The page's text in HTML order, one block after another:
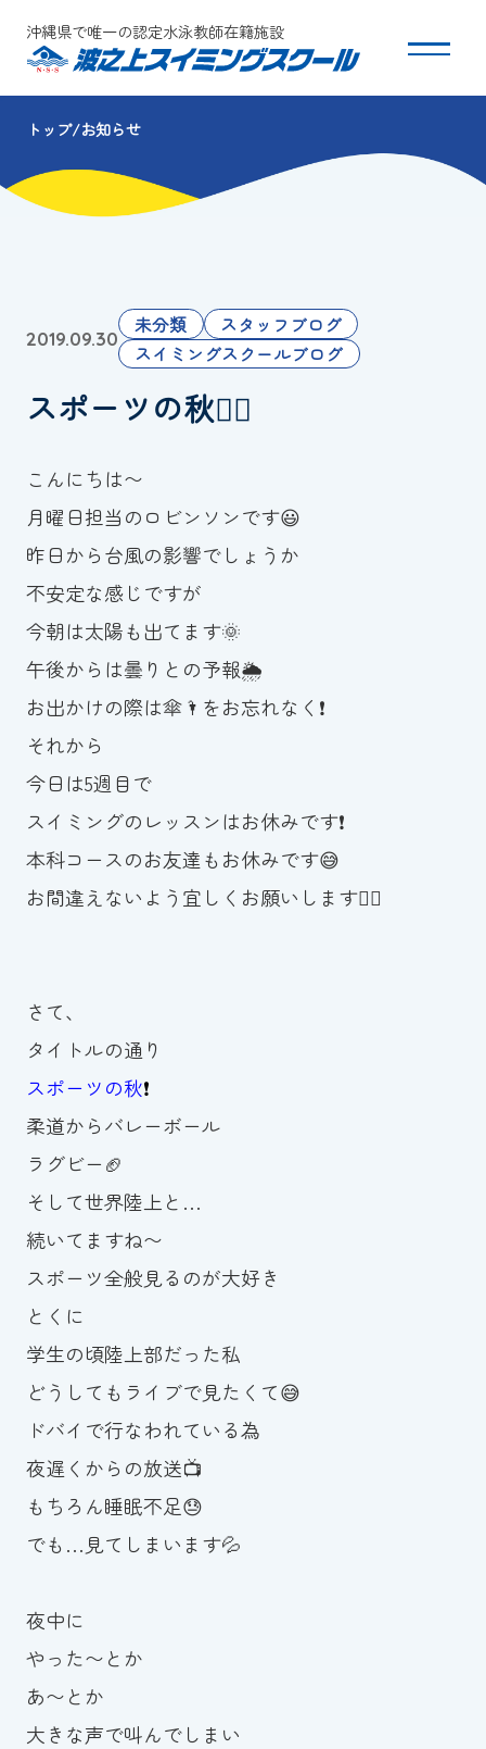
沖縄県で唯一の認定水泳教師在籍施設
スクールについて
コース・クラス紹介
団体会員募集
保護者の方へ
採用情報
お知らせ
カレンダー
波スイタイムズ
お問い合わせ
Tel.098-863-7264
平日 9:00～22:00｜土祝 9:00～21:00
メールでお問い合わせ
トップ お知らせ
2019.09.30
未分類
スタッフブログ
スイミングスクールブログ
スポーツの秋🏃‍♀️
こんにちは〜
月曜日担当のロビンソンです😃
昨日から台風の影響でしょうか
不安定な感じですが
今朝は太陽も出てます🌞
午後からは曇りとの予報🌦
お出かけの際は傘🌂をお忘れなく❗️
それから
今日は5週目で
スイミングのレッスンはお休みです❗️
本科コースのお友達もお休みです😅
お間違えないよう宜しくお願いします🙇‍♀️
さて、
タイトルの通り
スポーツの秋❗️
柔道からバレーボール
ラグビー🏈
そして世界陸上と…
続いてますね〜
スポーツ全般見るのが大好き
とくに
学生の頃陸上部だった私
どうしてもライブで見たくて😅
ドバイで行なわれている為
夜遅くからの放送📺
もちろん睡眠不足😓
でも…見てしまいます💦
夜中に
やった〜とか
あ〜とか
大きな声で叫んでしまい